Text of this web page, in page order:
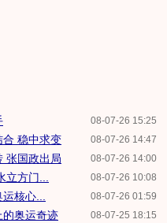
08-07-26 15:25
08-07-26 14:47
合 稳中求变
08-07-26 14:00
张国政出局
08-07-26 10:08
方门...
08-07-26 01:59
核心...
08-07-25 18:15
的奥运奇迹